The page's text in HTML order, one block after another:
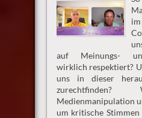
auf Meinungs-
wirklich respektiert?
uns in dieser
Medienmanipulation
um kritische Stimmen